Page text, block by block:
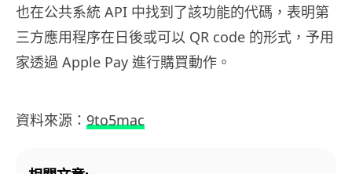
也在公共系統 API 中找到了該功能的代碼，表明第
三方應用程序在日後或可以 QR code 的形式，予用
家透過 Apple Pay 進行購買動作。
資料來源： 9to5mac